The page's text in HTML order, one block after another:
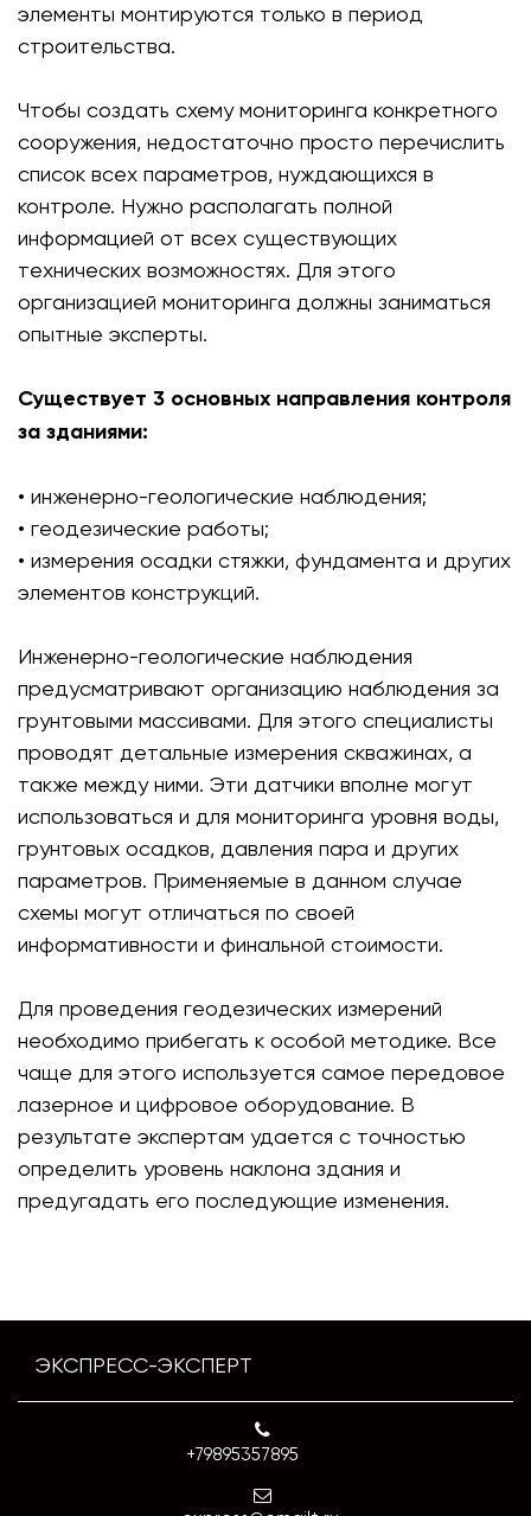
элементы монтируются только в период
строительства.
Чтобы создать схему мониторинга конкретного
сооружения, недостаточно просто перечислить
список всех параметров, нуждающихся в
контроле. Нужно располагать полной
информацией от всех существующих
технических возможностях. Для этого
организацией мониторинга должны заниматься
опытные эксперты.
Существует 3 основных направления контроля
за зданиями:
• инженерно-геологические наблюдения;
• геодезические работы;
• измерения осадки стяжки, фундамента и других
элементов конструкций.
Инженерно-геологические наблюдения
предусматривают организацию наблюдения за
грунтовыми массивами. Для этого специалисты
проводят детальные измерения скважинах, а
также между ними. Эти датчики вполне могут
использоваться и для мониторинга уровня воды,
грунтовых осадков, давления пара и других
параметров. Применяемые в данном случае
схемы могут отличаться по своей
информативности и финальной стоимости.
Для проведения геодезических измерений
необходимо прибегать к особой методике. Все
чаще для этого используется самое передовое
лазерное и цифровое оборудование. В
результате экспертам удается с точностью
определить уровень наклона здания и
предугадать его последующие изменения.
ЭКСПРЕСС-ЭКСПЕРТ
+79895357895